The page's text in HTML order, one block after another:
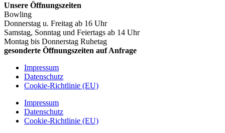
Unsere Öffnungszeiten
Bowling
Donnerstag u. Freitag ab 16 Uhr
Samstag, Sonntag und Feiertags ab 14 Uhr
Montag bis Donnerstag Ruhetag
gesonderte Öffnungszeiten auf Anfrage
Impressum
Datenschutz
Cookie-Richtlinie (EU)
Impressum
Datenschutz
Cookie-Richtlinie (EU)